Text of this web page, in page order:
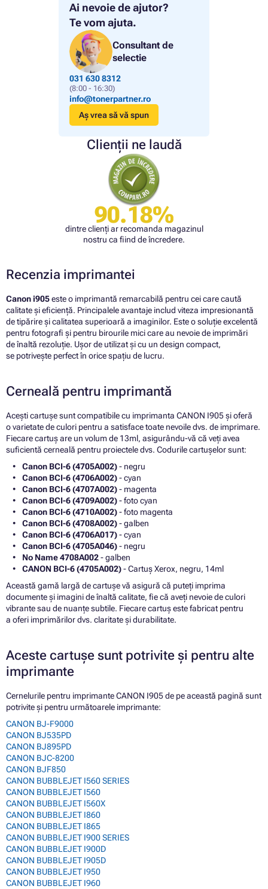
Ai nevoie de ajutor?
Te vom ajuta.
Consultant de
selectie
031 630 8312
(8:00 - 16:30)
info@tonerpartner.ro
Aș vrea să vă spun
Clienții ne laudă
90.18%
dintre clienți ar recomanda magazinul
nostru ca fiind de încredere.
Recenzia imprimantei
Canon i905este o imprimantă remarcabilă pentru cei care caută
calitate și eficiență. Principalele avantaje includ viteza impresionantă
de tipărire și calitatea superioară a imaginilor. Este o soluție excelentă
pentru fotografi și pentru birourile mici care au nevoie de imprimări
de înaltă rezoluție. Ușor de utilizat și cu un design compact,
se potrivește perfect în orice spațiu de lucru.
Cerneală pentru imprimantă
Acești cartușe sunt compatibile cu imprimanta CANON I905 și oferă
o varietate de culori pentru a satisface toate nevoile dvs. de imprimare.
Fiecare cartuș are un volum de 13ml, asigurându-vă că veți avea
suficientă cerneală pentru proiectele dvs. Codurile cartușelor sunt:
Canon BCI-6 (4705A002)- negru
Canon BCI-6 (4706A002)- cyan
Canon BCI-6 (4707A002)- magenta
Canon BCI-6 (4709A002)- foto cyan
Canon BCI-6 (4710A002)- foto magenta
Canon BCI-6 (4708A002)- galben
Canon BCI-6 (4706A017)- cyan
Canon BCI-6 (4705A046)- negru
No Name 4708A002- galben
CANON BCI-6 (4705A002)- Cartuș Xerox, negru, 14ml
Această gamă largă de cartușe vă asigură că puteți imprima
documente și imagini de înaltă calitate, fie că aveți nevoie de culori
vibrante sau de nuanțe subtile. Fiecare cartuș este fabricat pentru
a oferi imprimărilor dvs. claritate și durabilitate.
Aceste cartușe sunt potrivite și pentru alte
imprimante
Cernelurile pentru imprimante CANON I905 de pe această pagină sunt
potrivite și pentru următoarele imprimante:
CANON BJ-F9000
CANON BJ535PD
CANON BJ895PD
CANON BJC-8200
CANON BJF850
CANON BUBBLEJET I560 SERIES
CANON BUBBLEJET I560
CANON BUBBLEJET I560X
CANON BUBBLEJET I860
CANON BUBBLEJET I865
CANON BUBBLEJET I900 SERIES
CANON BUBBLEJET I900D
CANON BUBBLEJET I905D
CANON BUBBLEJET I950
CANON BUBBLEJET I960